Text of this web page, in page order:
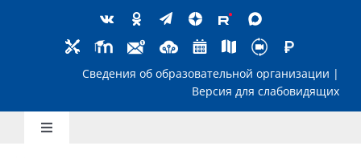
Сведения об образовательной
Toggle